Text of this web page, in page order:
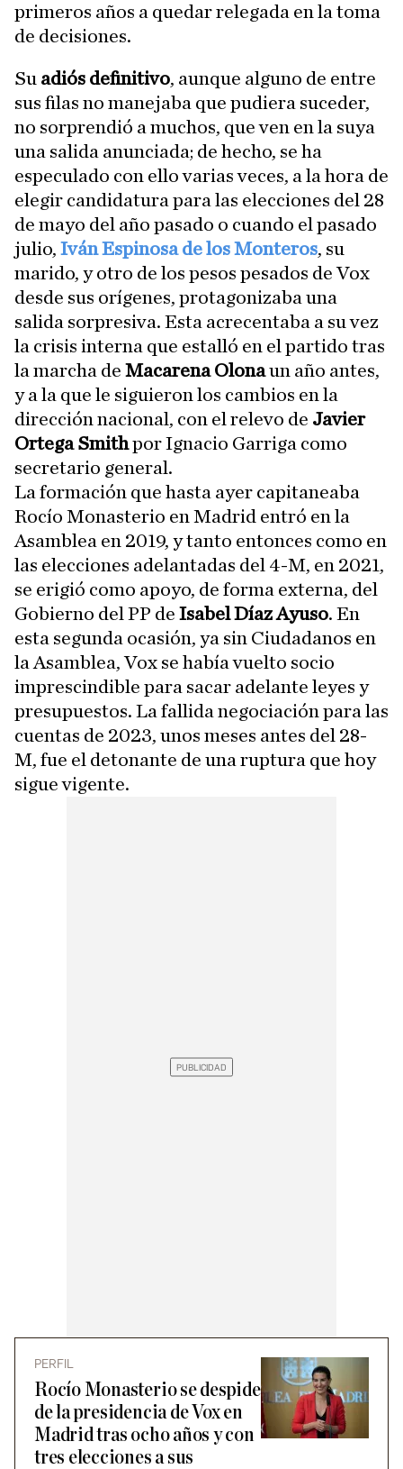
primeros años a quedar relegada en la toma
de decisiones.
Su adiós definitivo, aunque alguno de entre
sus filas no manejaba que pudiera suceder,
no sorprendió a muchos, que ven en la suya
una salida anunciada; de hecho, se ha
especulado con ello varias veces, a la hora de
elegir candidatura para las elecciones del 28
de mayo del año pasado o cuando el pasado
julio, Iván Espinosa de los Monteros, su
marido, y otro de los pesos pesados de Vox
desde sus orígenes, protagonizaba una
salida sorpresiva. Esta acrecentaba a su vez
la crisis interna que estalló en el partido tras
la marcha de Macarena Olonaun año antes,
y a la que le siguieron los cambios en la
dirección nacional, con el relevo de Javier
Ortega Smithpor Ignacio Garriga como
secretario general.
La formación que hasta ayer capitaneaba
Rocío Monasterio en Madrid entró en la
Asamblea en 2019, y tanto entonces como en
las elecciones adelantadas del 4-M, en 2021,
se erigió como apoyo, de forma externa, del
Gobierno del PP de Isabel Díaz Ayuso. En
esta segunda ocasión, ya sin Ciudadanos en
la Asamblea, Vox se había vuelto socio
imprescindible para sacar adelante leyes y
presupuestos. La fallida negociación para las
cuentas de 2023, unos meses antes del 28-
M, fue el detonante de una ruptura que hoy
sigue vigente.
PERFIL
Rocío Monasterio se despide
de la presidencia de Vox en
Madrid tras ocho años y con
tres elecciones a sus